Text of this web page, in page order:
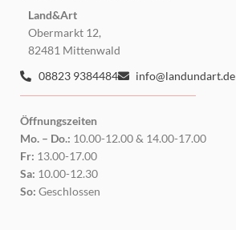
Land&Art
Obermarkt 12,
82481 Mittenwald
08823 9384484
info@landundart.de
Öffnungszeiten
Mo. – Do.: 10.00-12.00 & 14.00-17.00
Fr: 13.00-17.00
Sa: 10.00-12.30
So: Geschlossen